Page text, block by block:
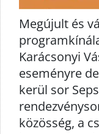
Megújult és
Karácsonyi
eseményre
kerül sor
közösség, a